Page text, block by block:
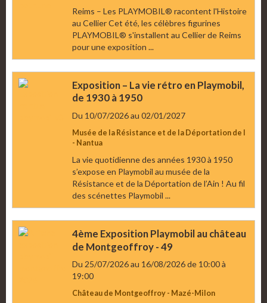
Reims – Les PLAYMOBIL® racontent l'Histoire
au Cellier Cet été, les célèbres figurines
PLAYMOBIL® s'installent au Cellier de Reims
pour une exposition ...
Exposition – La vie rétro en Playmobil,
de 1930 à 1950
Du 10/07/2026au 02/01/2027
Musée de la Résistance et de la Déportation de l
- Nantua
La vie quotidienne des années 1930 à 1950
s’expose en Playmobil au musée de la
Résistance et de la Déportation de l’Ain ! Au fil
des scénettes Playmobil ...
4ème Exposition Playmobil au château
de Montgeoffroy - 49
Du 25/07/2026au 16/08/2026de 10:00à
19:00
Château de Montgeoffroy - Mazé-Milon